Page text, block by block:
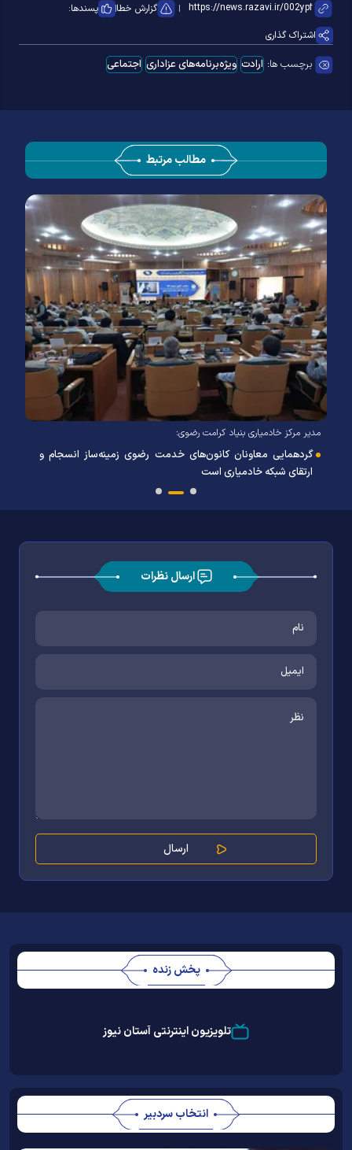
گزارش خطا
پسندها:
اشتراک گذاری
برچسب ها: ارادت ویژه‌برنامه‌های عزاداری اجتماعی
مطالب مرتبط
مدیر مرکز خادمیاری بنیاد کرامت رضوی:
گردهمایی معاونان کانون‌های خدمت رضوی زمینه‌ساز انسجام و
ارتقای شبکه خادمیاری است
ارسال نظرات
پخش زنده
تلویزیون اینترنتی آستان نیوز
انتخاب سردبیر